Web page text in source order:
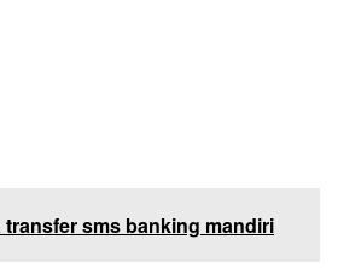
transfer sms banking mandiri